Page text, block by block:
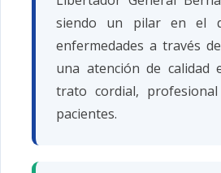
siendo un pilar en el
enfermedades a través
una atención de calidad
trato cordial,
pacientes.